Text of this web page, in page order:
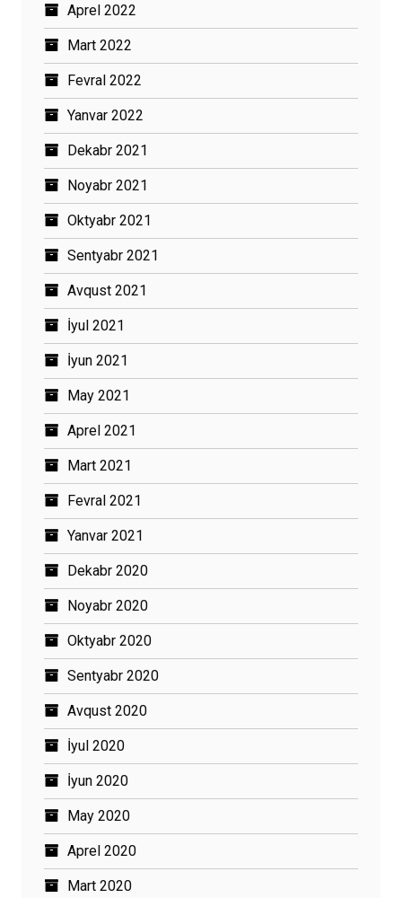
Aprel 2022
Mart 2022
Fevral 2022
Yanvar 2022
Dekabr 2021
Noyabr 2021
Oktyabr 2021
Sentyabr 2021
Avqust 2021
İyul 2021
İyun 2021
May 2021
Aprel 2021
Mart 2021
Fevral 2021
Yanvar 2021
Dekabr 2020
Noyabr 2020
Oktyabr 2020
Sentyabr 2020
Avqust 2020
İyul 2020
İyun 2020
May 2020
Aprel 2020
Mart 2020